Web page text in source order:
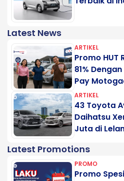
Latest News
ARTIKEL
Promo HUT
81%
Pay
ARTIKEL
43 Toyota
Daihatsu
Juta di
Latest Promotions
PROMO
Promo